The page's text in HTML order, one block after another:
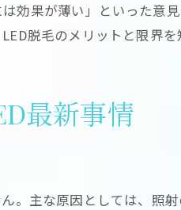
効果が薄い」といった意
脱毛のメリットと限界を
最新事情
。主な原因としては、照